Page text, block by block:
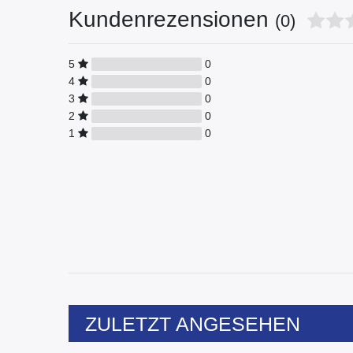
Kundenrezensionen (0)
5
0
4
0
3
0
2
0
1
0
ZULETZT ANGESEHEN